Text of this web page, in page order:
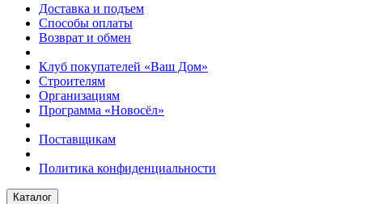
Доставка и подъем
Способы оплаты
Возврат и обмен
Клуб покупателей «Ваш Дом»
Строителям
Организациям
Программа «Новосёл»
Поставщикам
Политика конфиденциальности
Каталог